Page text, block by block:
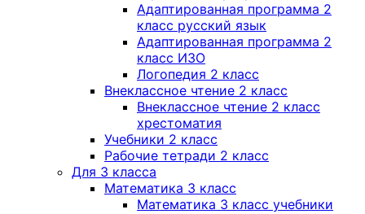
Адаптированная программа 2
класс русский язык
Адаптированная программа 2
класс ИЗО
Логопедия 2 класс
Внеклассное чтение 2 класс
Внеклассное чтение 2 класс
хрестоматия
Учебники 2 класс
Рабочие тетради 2 класс
Для 3 класса
Математика 3 класс
Математика 3 класс учебники